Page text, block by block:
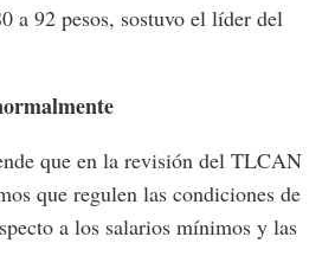
a 92 pesos, sostuvo el líder del
que en la revisión del TLCAN
que regulen las condiciones de
a los salarios mínimos y las